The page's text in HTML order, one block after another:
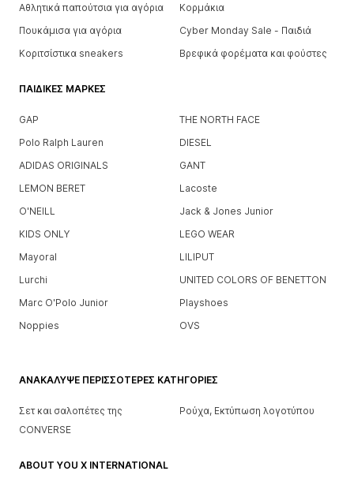
Αθλητικά παπούτσια για αγόρια
Κορμάκια
Πουκάμισα για αγόρια
Cyber Monday Sale - Παιδιά
Κοριτσίστικα sneakers
Βρεφικά φορέματα και φούστες
ΠΑΙΔΙΚΈΣ ΜΆΡΚΕΣ
GAP
THE NORTH FACE
Polo Ralph Lauren
DIESEL
ADIDAS ORIGINALS
GANT
LEMON BERET
Lacoste
O'NEILL
Jack & Jones Junior
KIDS ONLY
LEGO WEAR
Mayoral
LILIPUT
Lurchi
UNITED COLORS OF BENETTON
Marc O'Polo Junior
Playshoes
Noppies
OVS
ΑΝΑΚΆΛΥΨΕ ΠΕΡΙΣΣΌΤΕΡΕΣ ΚΑΤΗΓΟΡΊΕΣ
Σετ και σαλοπέτες της
CONVERSE
Ρούχα, Εκτύπωση λογοτύπου
ABOUT YOU X INTERNATIONAL